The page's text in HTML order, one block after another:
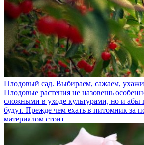
Плодовый сад. Выбираем, сажаем,
Плодовые растения не назовешь
сложными в уходе культурами, но и абы
будут. Прежде чем ехать в питомник за
материалом стоит...